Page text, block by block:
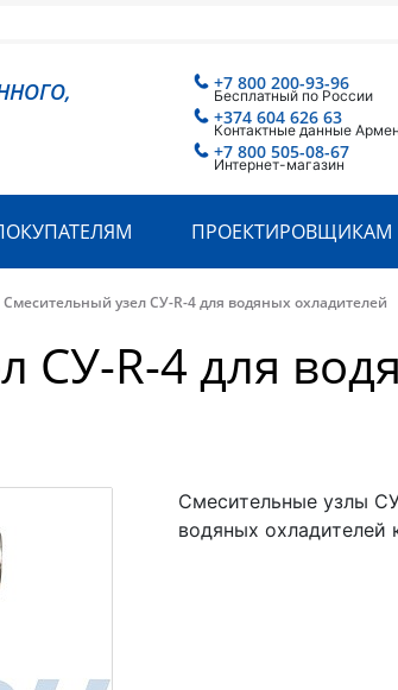
+7 800 200-93-96
Бесплатный по России
+7 800 505-08-67
Интернет-магазин
+374 604 626 63
Контактные данные
ПРОЕКТИРОВЩИКАМ
Смесительный узел СУ-R-4 для водяных охладителей
СУ-R-4 для
Смесительные узлы
водяных охладителей